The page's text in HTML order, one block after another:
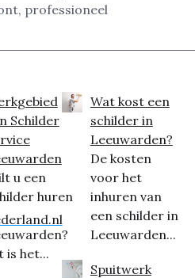
professioneel
Schilder
u een
huren
is het...
Wat kost een
schilder in
Leeuwarden?
De kosten
voor het
inhuren van
een schilder in
Leeuwarden...
Spuitwerk